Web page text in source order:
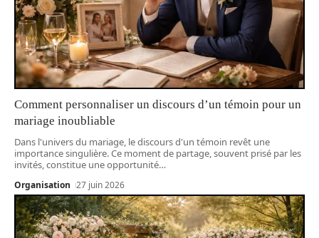
Comment personnaliser un discours d’un témoin pour un
mariage inoubliable
Dans l'univers du mariage, le discours d'un témoin revêt une
importance singulière. Ce moment de partage, souvent prisé par les
invités, constitue une opportunité…
Organisation 27 juin 2026